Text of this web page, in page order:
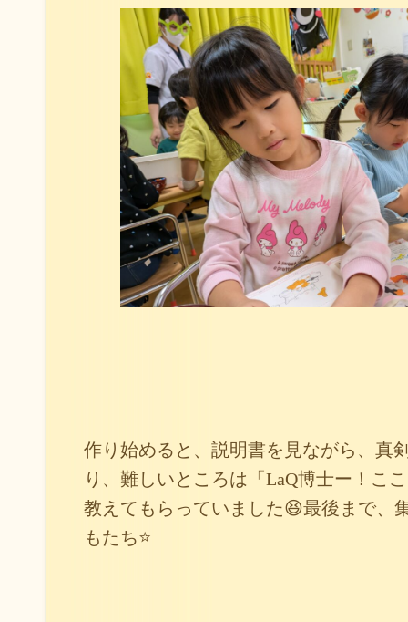
作り始めると、説明書を見ながら、真
り、難しいところは「LaQ博士ー！こ
教えてもらっていました😆最後まで、
もたち⭐️